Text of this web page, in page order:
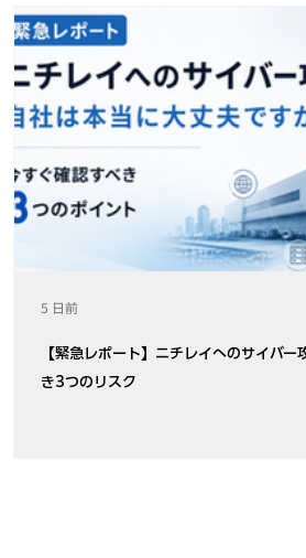
【緊急レポート】ニチレイへのサイバ
き3つのリスク
5 日前